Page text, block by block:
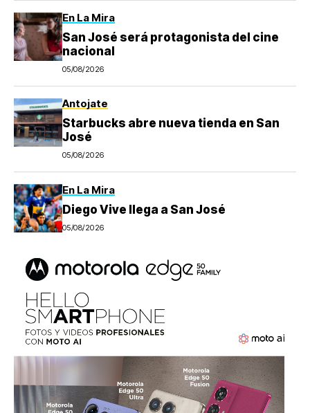
En La Mira
San José será protagonista del cine
nacional
05/08/2026
Antojate
Starbucks abre nueva tienda en San
José
05/08/2026
En La Mira
Diego Vive llega a San José
05/08/2026